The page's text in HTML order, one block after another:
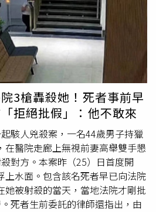
關係。艾普斯坦於2019年面臨聯
突然在獄中自縊身亡，外界始終懷
加工自殺。該爭議之所以會被爆
普斯坦的美籍澳大利亞
女權
），也對安德魯提出性侵訴訟，
性販賣給安德魯的經歷。案件後來
開，然而朱弗瑞卻在今年4月25日
德魯在2019年接受《BBC》訪問
，並於2022年被女王剝奪軍銜
「殿下」（His Royal Highness）
與榮譽，安德魯仍保有「約克公
，目前排名第8，位於哈利王子
Meghan Markle）的2名子女之
族活動，包括葬禮與私人聚會。直
2011年的新曝光電郵顯示，安德
又再次脫衣，指責董事會成員攻
方也到場處理這事。對此，學區委
Escamilla-Greenwald）批，這
將會召開會議討論後續措施。據
媽」（Moms for Liberty）的主
最初為抗議疫苗強制接種政
書館出現LGBTQ+（多元性別族
教授傳達批判性種族理論。
3槍轟殺她！死者事前早
拒絕批假」：他不敢來
駭人兇殺案，一名44歲男子持獵
在醫院走廊上無視前妻高舉雙手懇
對方。本案昨（25）日首度開
上水面。包含該名死者早已向法院
她被射殺的當天，當地法院才剛批
死者生前委託的律師還指出，由